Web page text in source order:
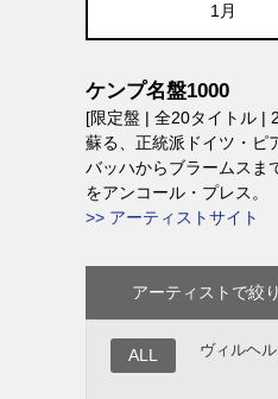
1月
ケンプ名盤1000
[限定盤 | 全20タイトル |
蘇る、正統派ドイツ・ピ
バッハからブラームスま
をアンコール・プレス。
>> アーティストサイト
アーティストで絞
ALL ヴィルヘ